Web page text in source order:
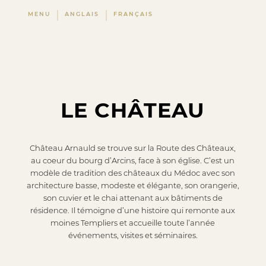
MENU ANGLAIS FRANÇAIS
LE CHÂTEAU
Château Arnauld se trouve sur la Route des Châteaux,
au coeur du bourg d’Arcins, face à son église. C’est un
modèle de tradition des châteaux du Médoc avec son
architecture basse, modeste et élégante, son orangerie,
son cuvier et le chai attenant aux bâtiments de
résidence. Il témoigne d’une histoire qui remonte aux
moines Templiers et accueille toute l’année
événements, visites et séminaires.